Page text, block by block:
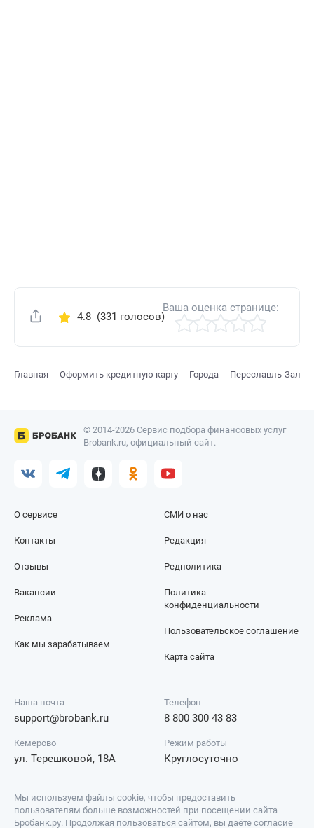
Поделиться
4.8(331 голосов)
Ваша оценка странице:
Главная Оформить кредитную карту Города Переславль-
© 2014-2026 Сервис подбора финансовых услуг
Brobank.ru, официальный сайт.
О сервисе
Контакты
Отзывы
СМИ о нас
Редакция
Редполитика
Вакансии
Реклама
Как мы зарабатываем
Политика
конфиденциальности
Пользовательское соглашение
Карта сайта
Наша почта
support@brobank.ru
Телефон
8 800 300 43 83
Кемерово
ул. Терешковой, 18А
Режим работы
Круглосуточно
Мы используем файлы cookie, чтобы предоставить
пользователям больше возможностей при посещении сайта
Бробанк.ру. Продолжая пользоваться сайтом, вы даёте согласие